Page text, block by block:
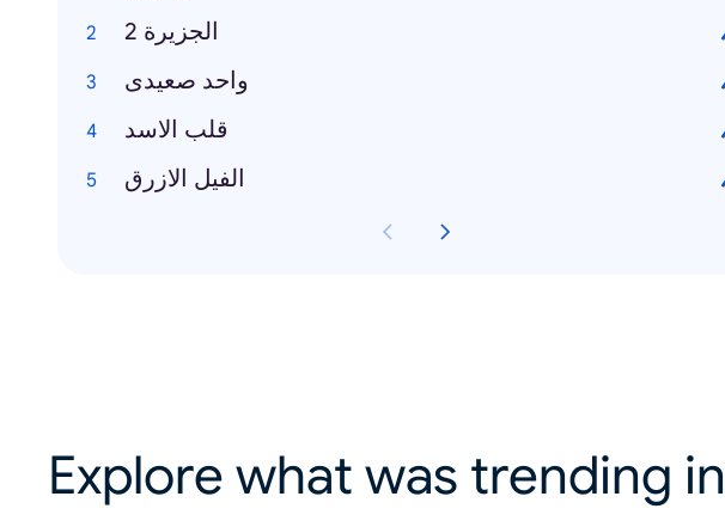
الجزيرة 2
واحد صعيدى
قلب الاسد
الفيل الازرق
Explore what was trending in